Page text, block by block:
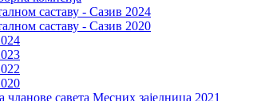
саставу - Сазив 2024
саставу - Сазив 2020
чланове савета Месних заједница 2021